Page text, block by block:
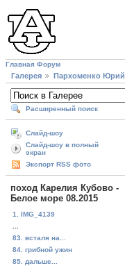
Главная Форум
Галерея Пархоменко Юрий
Расширенный поиск
Слайд-шоу
Слайд-шоу в полный
экран
Экспорт RSS фото
поход Карелия Кубово -
Белое море 08.2015
1. IMG_4139
83. всталя на...
84. грибной ужин
85. дальше...